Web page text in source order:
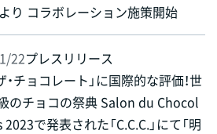
り コラボレーション施策開始
22プレスリリース
・チョコレート」に国際的な評価！世
のチョコの祭典 Salon du Chocol
で発表された「C.C.C.」にて「明